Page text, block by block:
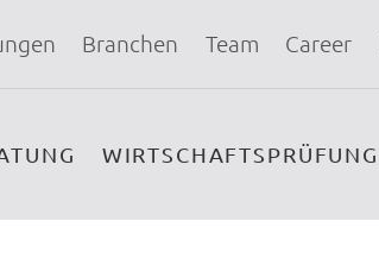
Branchen Team Career
WIRTSCHAFTSPRÜFUNG